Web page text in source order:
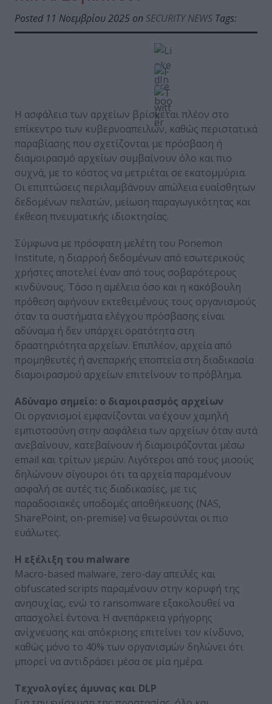
Posted 11 Νοεμβρίου 2025 on SECURITY NEWS Tags:
Η ασφάλεια των αρχείων βρίσκεται πλέον στο
επίκεντρο των κυβερνοαπειλών, καθώς περιστατικά
παραβίασης που σχετίζονται με πρόσβαση ή
διαμοιρασμό αρχείων συμβαίνουν όλο και πιο
συχνά, με το κόστος να μετριέται σε εκατομμύρια.
Οι επιπτώσεις περιλαμβάνουν απώλεια ευαίσθητων
δεδομένων πελατών, μείωση παραγωγικότητας και
έκθεση πνευματικής ιδιοκτησίας.
Σύμφωνα με πρόσφατη μελέτη του Ponemon
Institute, η διαρροή δεδομένων από εσωτερικούς
χρήστες αποτελεί έναν από τους σοβαρότερους
κινδύνους. Τόσο η αμέλεια όσο και η κακόβουλη
πρόθεση αφήνουν εκτεθειμένους τους οργανισμούς
όταν τα συστήματα ελέγχου πρόσβασης είναι
αδύναμα ή δεν υπάρχει ορατότητα στη
δραστηριότητα αρχείων. Επιπλέον, αρχεία από
προμηθευτές ή ανεπαρκής εποπτεία στη διαδικασία
διαμοιρασμού αρχείων επιτείνουν το πρόβλημα.
Αδύναμο σημείο: ο διαμοιρασμός αρχείων
Οι οργανισμοί εμφανίζονται να έχουν χαμηλή
εμπιστοσύνη στην ασφάλεια των αρχείων όταν αυτά
ανεβαίνουν, κατεβαίνουν ή διαμοιράζονται μέσω
email και τρίτων μερών. Λιγότεροι από τους μισούς
δηλώνουν σίγουροι ότι τα αρχεία παραμένουν
ασφαλή σε αυτές τις διαδικασίες, με τις
παραδοσιακές υποδομές αποθήκευσης (NAS,
SharePoint, on-premise) να θεωρούνται οι πιο
ευάλωτες.
Η εξέλιξη του malware
Macro-based malware, zero-day απειλές και
obfuscated scripts παραμένουν στην κορυφή της
ανησυχίας, ενώ το ransomware εξακολουθεί να
απασχολεί έντονα. Η ανεπάρκεια γρήγορης
ανίχνευσης και απόκρισης επιτείνει τον κίνδυνο,
καθώς μόνο το 40% των οργανισμών δηλώνει ότι
μπορεί να αντιδράσει μέσα σε μία ημέρα.
Τεχνολογίες άμυνας και DLP